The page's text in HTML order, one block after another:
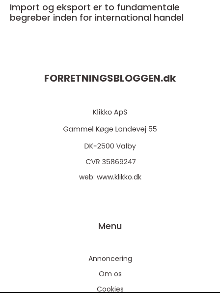
Import og eksport er to fundamentale
begreber inden for international handel
FORRETNINGSBLOGGEN.dk
web: www.klikko.dk
Menu
Annoncering
Om os
Cookies